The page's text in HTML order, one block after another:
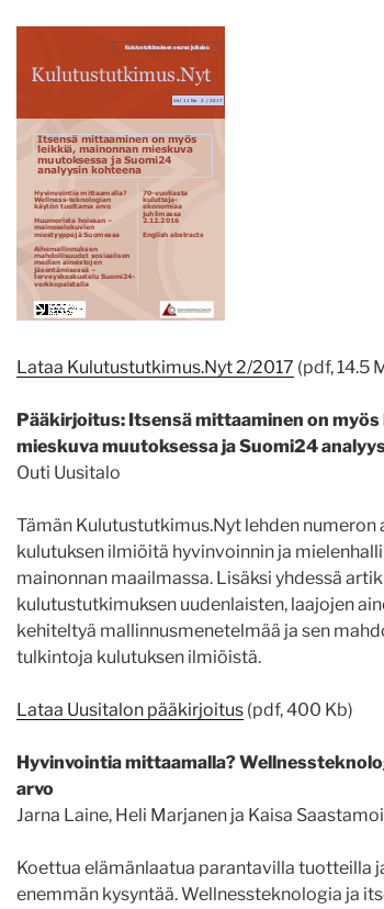
Lataa Kulutustutkimus.Nyt 2/2017 (pdf, 14.5
Pääkirjoitus: Itsensä mittaaminen on myös
mieskuva muutoksessa ja Suomi24
Outi Uusitalo
Tämän Kulutustutkimus.Nyt lehden
kulutuksen ilmiöitä hyvinvoinnin ja
mainonnan maailmassa. Lisäksi yhdessä
kulutustutkimuksen uudenlaisten, laajojen
kehiteltyä mallinnusmenetelmää ja sen
tulkintoja kulutuksen ilmiöistä.
Lataa Uusitalon pääkirjoitus (pdf, 400 Kb)
Hyvinvointia mittaamalla?
arvo
Jarna Laine, Heli Marjanen ja Kaisa
Koettua elämänlaatua parantavilla tuotteilla
enemmän kysyntää. Wellness­teknologia ja